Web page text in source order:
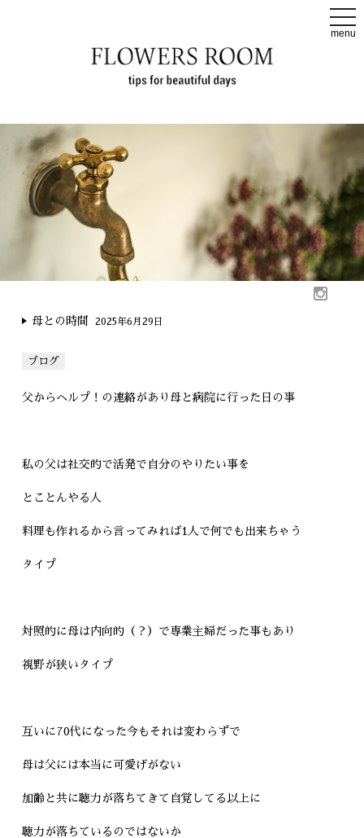
t
o
g
i
o
menu
母との時間 2025年6月29日
ブログ
父からヘルプ！の連絡があり母と病院に行った日の事
私の父は社交的で活発で自分のやりたい事を
とことんやる人
料理も作れるから言ってみれば1人で何でも出来ちゃう
タイプ
対照的に母は内向的（？）で専業主婦だった事もあり
視野が狭いタイプ
互いに70代になった今もそれは変わらずで
母は父には本当に可愛げがない
加齢と共に聴力が落ちてきて自覚してる以上に
聴力が落ちているのではないか